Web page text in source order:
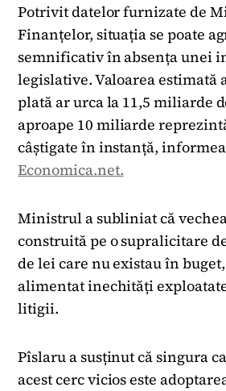
Potrivit datelor furnizate de
Finanțelor, situația se poate
semnificativ în absența unei
legislative. Valoarea estimată
plată ar urca la 11,5 miliarde
aproape 10 miliarde
câștigate în instanță,
Economica.net.
Ministrul a subliniat că
construită pe o supralicitare
de lei care nu existau în buget,
alimentat inechități
litigii.
Pîslaru a susținut că singura
acest cerc vicios este